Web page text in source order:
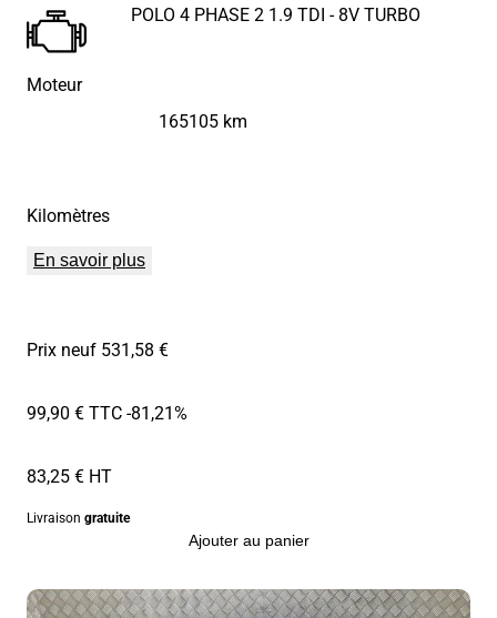
Moteur
POLO 4 PHASE 2 1.9 TDI - 8V TURBO
Kilomètres
165105 km
En savoir plus
Prix neuf 531,58 €
99,90 € TTC-81,21%
83,25 € HT
Livraison gratuite
Ajouter au panier